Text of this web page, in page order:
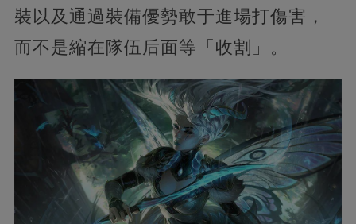
裝以及通過裝備優勢敢于進場打傷害，
而不是縮在隊伍后面等「收割」。